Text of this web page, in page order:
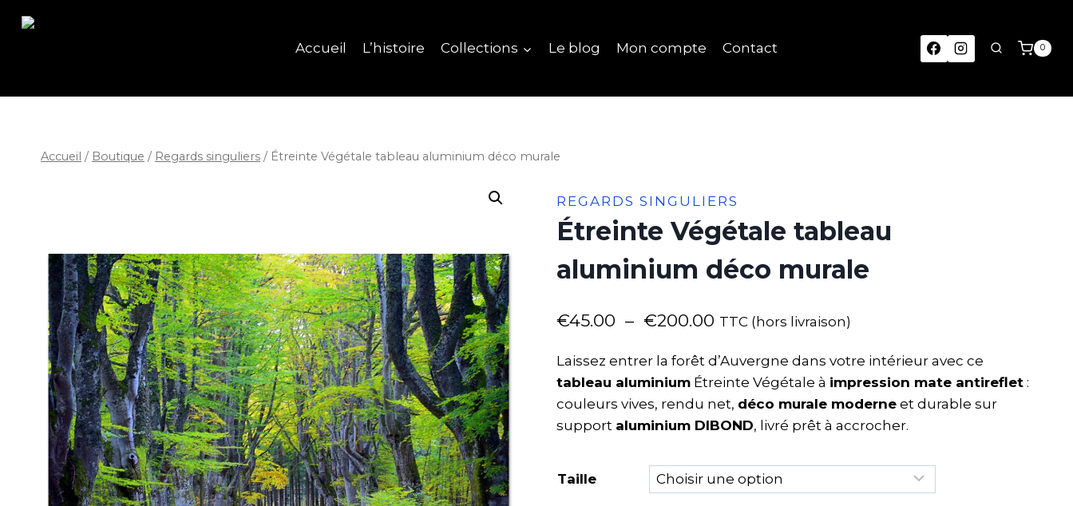
Accueil L’histoire Collections Le blog Mon compte Contact 0
Accueil / Boutique / Regards singuliers / Étreinte Végétale tableau aluminium déco murale
REGARDS SINGULIERS
Étreinte Végétale tableau
aluminium déco murale
€45.00 – €200.00 TTC (hors livraison)
Laissez entrer la forêt d’Auvergne dans votre intérieur avec ce
tableau aluminiumÉtreinte Végétale à impression mate antireflet:
couleurs vives, rendu net, déco murale moderneet durable sur
support aluminium DIBOND, livré prêt à accrocher.
Taille